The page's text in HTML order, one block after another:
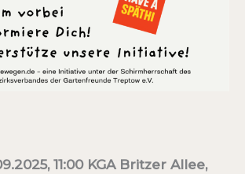
11:00 KGA Britzer Allee,